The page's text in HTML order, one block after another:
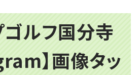
ゴルフ国分寺
】画像タッ